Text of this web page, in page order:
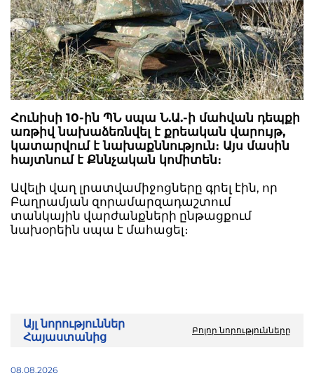
Հունիսի 10-ին ՊՆ սպա Ն.Ա.-ի մահվան դեպքի
առթիվ նախաձեռնվել է քրեական վարույթ,
կատարվում է նախաքննություն։ Այս մասին
հայտնում է Քննչական կոմիտեն։
Ավելի վաղ լրատվամիջոցները գրել էին, որ
Բաղրամյան զորամարզադաշտում
տանկային վարժանքների ընթացքում
նախօրեին սպա է մահացել։
Այլ նորություններ
Հայաստանից
Բոլոր նորությունները
08.08.2026